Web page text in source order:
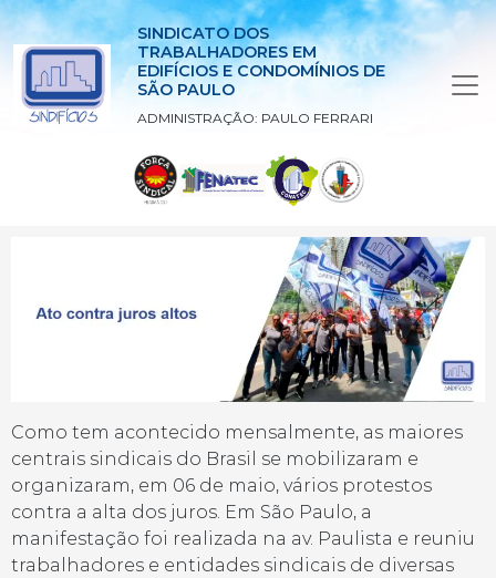
SINDICATO DOS
TRABALHADORES EM
EDIFÍCIOS E CONDOMÍNIOS DE
SÃO PAULO
ADMINISTRAÇÃO: PAULO FERRARI
Como tem acontecido mensalmente, as maiores
centrais sindicais do Brasil se mobilizaram e
organizaram, em 06 de maio, vários protestos
contra a alta dos juros. Em São Paulo, a
manifestação foi realizada na av. Paulista e reuniu
trabalhadores e entidades sindicais de diversas